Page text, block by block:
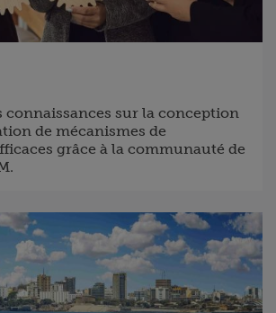
connaissances sur la conception
de mécanismes de
grâce à la communauté de